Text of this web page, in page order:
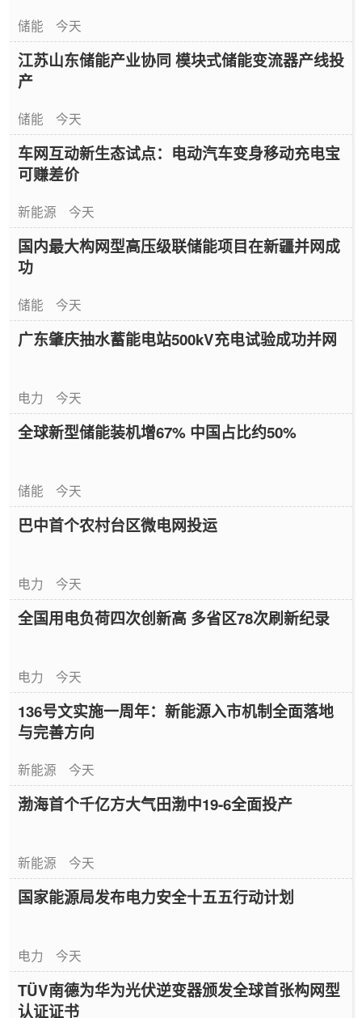
储能 今天
江苏山东储能产业协同 模块式储能变流器产线投
产
储能 今天
车网互动新生态试点：电动汽车变身移动充电宝
可赚差价
新能源 今天
国内最大构网型高压级联储能项目在新疆并网成
功
储能 今天
广东肇庆抽水蓄能电站500kV充电试验成功并网
电力 今天
全球新型储能装机增67% 中国占比约50%
储能 今天
巴中首个农村台区微电网投运
电力 今天
全国用电负荷四次创新高 多省区78次刷新纪录
电力 今天
136号文实施一周年：新能源入市机制全面落地
与完善方向
新能源 今天
渤海首个千亿方大气田渤中19-6全面投产
新能源 今天
国家能源局发布电力安全十五五行动计划
电力 今天
TÜV南德为华为光伏逆变器颁发全球首张构网型
认证证书